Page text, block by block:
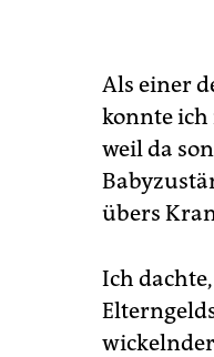
Als einer
konnte
weil da
übers
Ich